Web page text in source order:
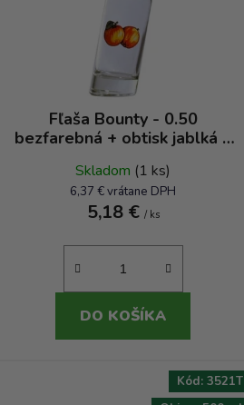
Fľaša Bounty - 0.50
bezfarebná + obtisk jablká 2
Skladom (1 ks)
6,37 € vrátane DPH
5,18 € / ks
DO KOŠÍKA
Kód: 3521T